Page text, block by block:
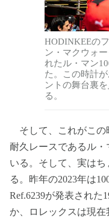
HODINKEEの
ン・マクウォ
れたル・マン
た。この時計
ントの舞台裏を
る。
そして、これがこの
耐久レースであるル
いる。そして、実は
る。昨年の2023年は
Ref.6239が発表された
か、ロレックスは現